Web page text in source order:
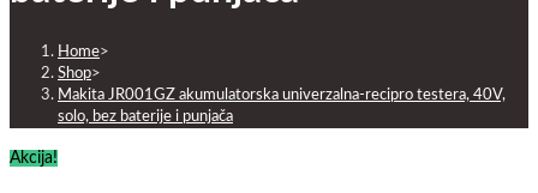
punjača
količina
Home>
Shop>
Makita JR001GZ akumulatorska univerzalna-recipro testera, 40V,
solo, bez baterije i punjača
Akcija!